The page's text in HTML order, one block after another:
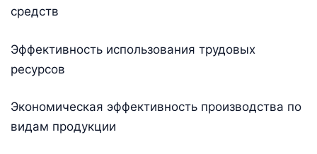
средств
Эффективность использования трудовых
ресурсов
Экономическая эффективность производства по
видам продукции